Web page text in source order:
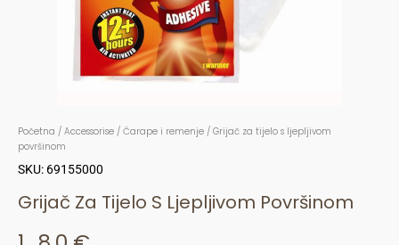
Početna / Accessorise / Čarape i remenje / Grijač za tijelo s ljepljivom
površinom
SKU: 69155000
Grijač Za Tijelo S Ljepljivom Površinom